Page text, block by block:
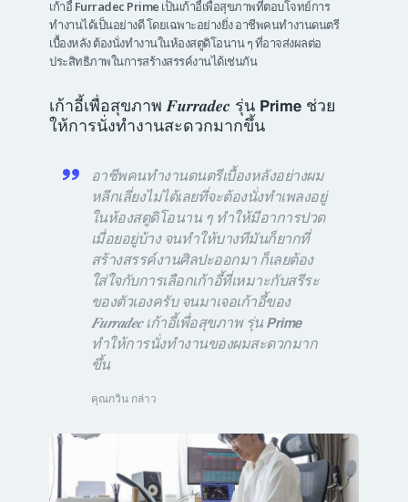
เก้าอี้ Furradec Prime เป็นเก้าอี้เพื่อสุขภาพที่ตอบโจทย์การ
ทำงานได้เป็นอย่างดี โดยเฉพาะอย่างยิ่ง อาชีพคนทำงานดนตรี
เบื้องหลัง ต้องนั่งทำงานในห้องสตูดิโอนาน ๆ ที่อาจส่งผลต่อ
ประสิทธิภาพในการสร้างสรรค์งานได้เช่นกัน
เก้าอี้เพื่อสุขภาพ 𝑭𝒖𝒓𝒓𝒂𝒅𝒆𝒄 รุ่น 𝗣𝗿𝗶𝗺𝗲 ช่วย
ให้การนั่งทำงานสะดวกมากขึ้น
อาชีพคนทำงานดนตรีเบื้องหลังอย่างผม
หลีกเลี่ยงไม่ได้เลยที่จะต้องนั่งทำเพลงอยู่
ในห้องสตูดิโอนาน ๆ ทำให้มีอาการปวด
เมื่อยอยู่บ้าง จนทำให้บางทีมันก็ยากที่
สร้างสรรค์งานศิลปะออกมา ก็เลยต้อง
ใส่ใจกับการเลือกเก้าอี้ที่เหมาะกับสรีระ
ของตัวเองครับ จนมาเจอเก้าอี้ของ
𝑭𝒖𝒓𝒓𝒂𝒅𝒆𝒄 เก้าอี้เพื่อสุขภาพ รุ่น 𝗣𝗿𝗶𝗺𝗲
ทำให้การนั่งทำงานของผมสะดวกมาก
ขึ้น
คุณกวิน กล่าว